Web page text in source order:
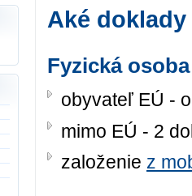
Aké
Fyzická
obyvateľ EÚ -
mimo EÚ - 2
založenie z